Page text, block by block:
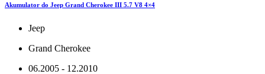
Akumulator do Jeep Grand Cherokee III 5.7 V8 4×4
Jeep
Grand Cherokee
06.2005 - 12.2010